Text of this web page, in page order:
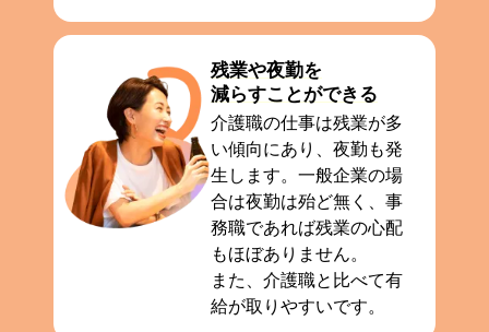
残業や夜勤を
減らすことができる
介護職の仕事は残業が多
い傾向にあり、夜勤も発
生します。一般企業の場
合は夜勤は殆ど無く、事
務職であれば残業の心配
もほぼありません。
また、介護職と比べて有
給が取りやすいです。